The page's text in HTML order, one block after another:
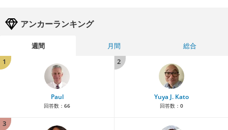
アンカーランキング
週間 月間
総合
1
Paul
回答数： 66
2
Yuya J. Kato
回答数： 0
3